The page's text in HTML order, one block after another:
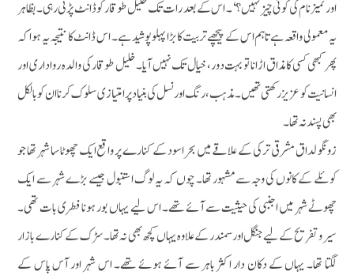
اور تمیزنام کی کوئی چیز نہیں؟ ‘۔ اس کے بعد رات تک خلیل طوقار کو ڈانٹ پڑتی رہی۔ بظاہر
یہ معمولی واقعہ ہے تاہم اس کے پیچھے تربیت کا بڑا پہلو پوشیدہے۔ اس ڈانٹ کا نتیجہ یہ ہوا کہ
پھر کبھی کسی کا مذاق اڑانا تو بہت دور، خیال تک نہیں آیا۔ خلیل طوقار کی والدہ رواداری اور
انسانیت کو عزیزرکھتی تھیں۔ مذہب، رنگ اور نسل کی بنیاد پر امتیازی سلوک کرنا ان کو بالکل
بھی پسند نہ تھا۔
زونگو لداق مشرقی ترکی کے علاقے میں بحر اسود کے کنارے پر واقع ایک چھوٹا سا شہر تھا جو
کوئلے کے کانوں کی وجہ سے مشہور تھا۔ چوں کہ یہ لوگ استنبول جیسے بڑے شہر سے ایک
چھوٹے شہر میں اجنبی کی حیثیت سے آئے تھے۔ اس لیے یہاں بور ہونا فطری بات تھی۔
سیروتفریح کے لیے جنگل اور سمندر کے علاوہ یہاں کچھ بھی نہ تھا۔ سڑک کے کنارے بازار
لگتا تھا۔ یہاں کے دکان دار اکثر باہر سے آئے ہوئے تھے۔ اس شہر اور آس پاس کے